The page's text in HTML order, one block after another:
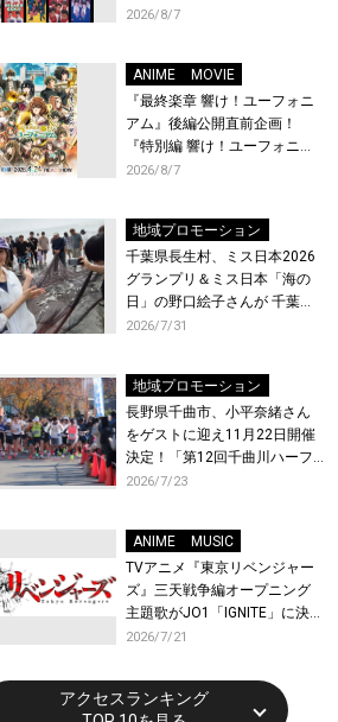
配信が解禁！
2026/8/7
ANIME
MOVIE
『最終楽章 響け！ユーフォニ
アム』後編公開直前企画！
『特別編 響け！ユーフォニア
ム〜アンサンブルコンテス
映が決定！
2026/8/7
地域プロモーション
千葉県長生村、ミス日本2026
グランプリ＆ミス日本「海の
日」の野口絵子さんが 千葉県
唯一の村・長生村で地引網を
2026/7/31
地域プロモーション
長野県千曲市、小平奈緒さん
をゲストに迎え11月22日開催
決定！「第12回千曲川ハーフ
マラソン」エントリー受付開
2026/7/23
ANIME
MUSIC
TVアニメ『東京リベンジャー
ズ』三天戦争編オープニング
主題歌がJO1「IGNITE」に決
定！メンバー全員から喜びと
トが到着！9月に東京・大阪で
先行上映会を開催！
2026/7/21
アクセスランキング